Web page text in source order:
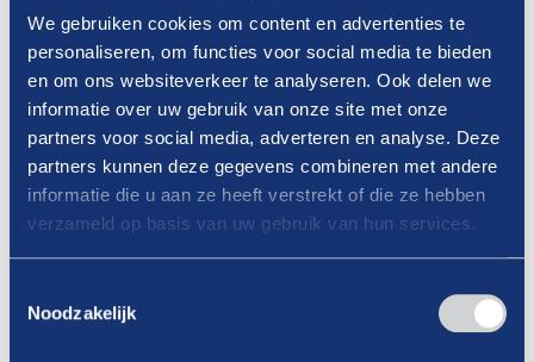
We gebruiken cookies om content en advertenties te
personaliseren, om functies voor social media te bieden
en om ons websiteverkeer te analyseren. Ook delen we
informatie over uw gebruik van onze site met onze
partners voor social media, adverteren en analyse. Deze
partners kunnen deze gegevens combineren met andere
informatie die u aan ze heeft verstrekt of die ze hebben
verzameld op basis van uw gebruik van hun services.
Noodzakelijk
werkomgeving en daardoor minder
ziekteverzuim?
Tussen de trainingsdagen door houden de
cursisten onderling contact met elkaar
middels online intervisies zodat ze van elkaar
kunnen leren;
De training wordt georganiseerd voor een
kleine groep, dus er is voldoende tijd en